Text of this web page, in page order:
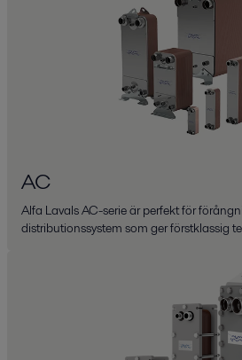
AC
Alfa Lavals AC-serie är perfekt för
distributionssystem som ger förstklassig